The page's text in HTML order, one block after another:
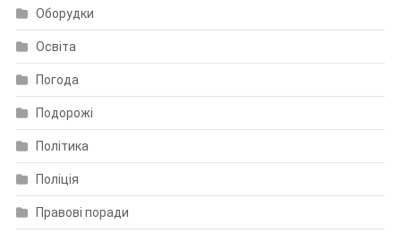
Оборудки
Освіта
Погода
Подорожі
Політика
Поліція
Правові поради